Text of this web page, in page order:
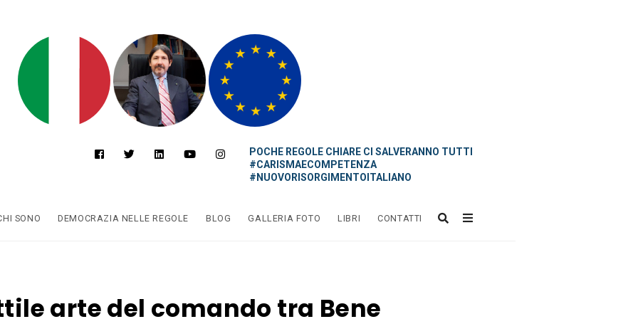
POCHE REGOLE CHIARE CI SALVERANNO TUTTI
#CARISMAECOMPETENZA
#NUOVORISORGIMENTOITALIANO
SONO DEMOCRAZIA NELLE REGOLE BLOG GALLERIA FOTO LIBRI CONTATTI
arte del comando tra Bene